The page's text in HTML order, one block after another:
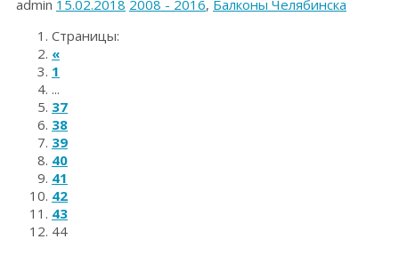
admin 15.02.2018 2008 - 2016, Балконы Челябинска
Страницы:
«
1
...
37
38
39
40
41
42
43
44